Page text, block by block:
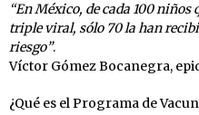
“En México, de cada 100
triple viral, sólo 70 la han
riesgo”.
Víctor Gómez Bocanegra,
¿Qué es el Programa de